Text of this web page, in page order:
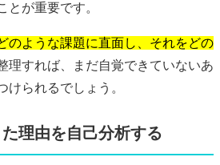
とが重要です。
のような課題に直面し、それをどの
理すれば、まだ自覚できていないあ
けられるでしょう。
理由を自己分析する